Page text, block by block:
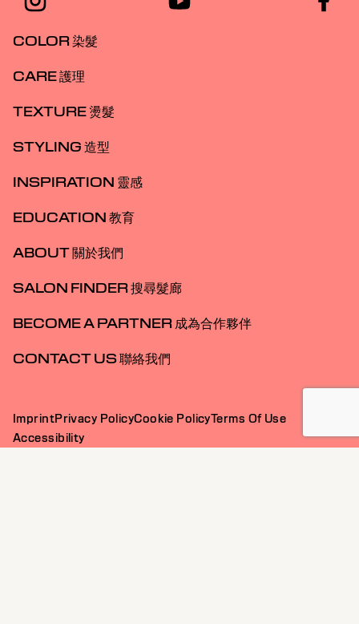
COLOR 染髮
CARE 護理
TEXTURE 燙髮
STYLING 造型
INSPIRATION 靈感
EDUCATION 教育
ABOUT 關於我們
SALON FINDER 搜尋髮廊
BECOME A PARTNER 成為合作夥伴
CONTACT US 聯絡我們
ImprintPrivacy PolicyCookie PolicyTerms Of Use
Accessibility